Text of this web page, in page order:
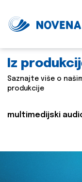
Iz
Saznajte više o
produkcije
multimedijski